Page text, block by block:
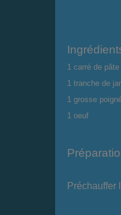
1 carré de
1 tranche de
1 grosse
1 oeuf
Préchauffer